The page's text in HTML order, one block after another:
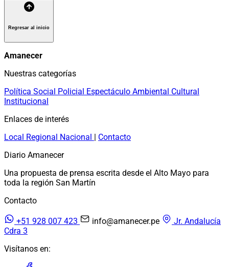
Regresar al inicio
Amanecer
Nuestras categorías
Política Social Policial Espectáculo Ambiental Cultural
Institucional
Enlaces de interés
Local Regional Nacional | Contacto
Diario Amanecer
Una propuesta de prensa escrita desde el Alto Mayo para
toda la región San Martín
Contacto
+51 928 007 423 info@amanecer.pe
Jr. Andalucía
Cdra 3
Visítanos en: